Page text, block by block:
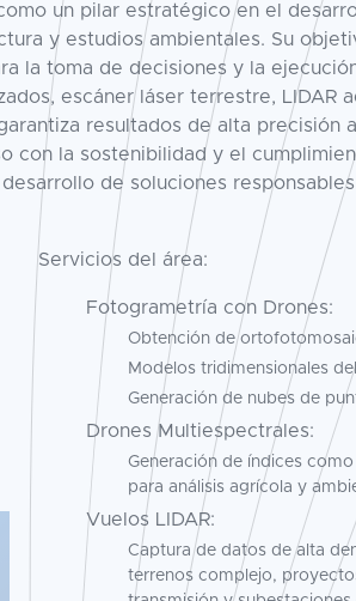
un pilar estratégico en el
y estudios ambientales. Su
la toma de decisiones y la
escáner láser terrestre, LIDAR
resultados de alta precisión
con la sostenibilidad y el
de soluciones
Servicios del área:
Fotogrametría con Drones:
Obtención de
Modelos tridimensionales
Generación de nubes de
Drones Multiespectrales:
Generación de índices
para análisis agrícola y
Vuelos LIDAR:
Captura de datos de alta
terrenos complejo,